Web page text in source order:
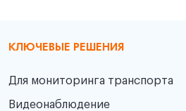
КЛЮЧЕВЫЕ РЕШЕНИЯ
Для мониторинга транспорта
Видеонаблюдение